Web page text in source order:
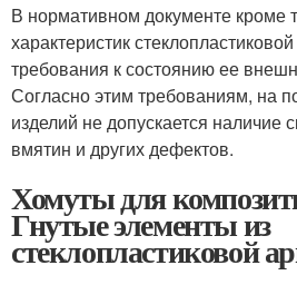
В нормативном документе кроме
характеристик
требования к состоянию ее
Согласно этим требованиям, на
изделий не допускается наличие
вмятин и других дефектов.
Хомуты для
Гнутые элементы из
стеклопластиковой